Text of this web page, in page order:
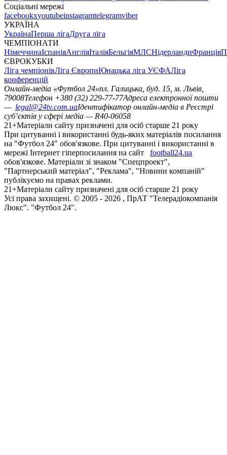
Соціальні мережі
facebookxyoutubeinstagramtelegramviber
УКРАЇНА
УкраїнаПерша лігаДруга ліга
ЧЕМПІОНАТИ
НімеччинаІспаніяАнгліяІталіяБельгіяМЛСНідерландиФранція
ЄВРОКУБКИ
Ліга чемпіонівЛіга ЄвропиЮнацька ліга УЄФАЛіга
конференцій
Онлайн-медіа «Футбол 24»пл. Галицька, буд. 15, м. Львів,
79008Телефон +380 (32) 229-77-77Адреса електронної пошти
— legal@24tv.com.uaІдентифікатор онлайн-медіа в Реєстрі
суб’єктів у сфері медіа — R40-06058
21+Матеріали сайту призначені для осіб старше 21 року
При цитуванні і використанні будь-яких матеріалів посилання
на "Футбол 24" обов'язкове. При цитуванні і використанні в
мережі Інтернет гіперпосилання на сайт
football24.ua
обов'язкове. Матеріали зі знаком "Спецпроект",
"Партнерський матеріал", "Реклама", "Новини компаній"
публікуємо на правах реклами.
21+Матеріали сайту призначені для осіб старше 21 року
Усi права захищенi. © 2005 - 2026 , ПрАТ "Телерадіокомпанія
Люкс". "Футбол 24".